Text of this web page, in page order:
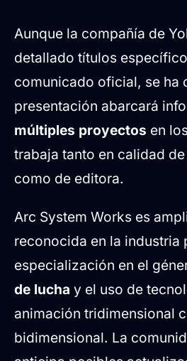
Aunque la compañía de
detallado títulos
comunicado oficial, se ha
presentación abarcará
múltiples proyectos en
trabaja tanto en calidad
como de editora.
Arc System Works es
reconocida en la industria
especialización en el
de lucha y el uso de
animación tridimensional
bidimensional. La